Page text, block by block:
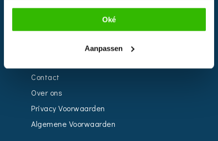
Oké
Aanpassen
Weddingplanner
Contact
Over ons
Privacy Voorwaarden
Algemene Voorwaarden